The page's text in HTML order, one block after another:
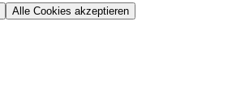
Alle Cookies akzeptieren